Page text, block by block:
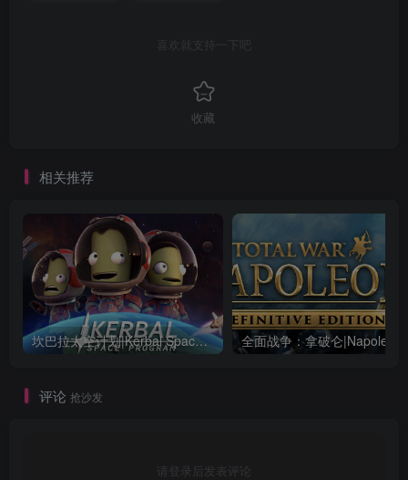
喜欢就支持一下吧
收藏
相关推荐
坎巴拉太空计划|Kerbal Space Program|1.12.5.3190|整合全DLC
评论 抢沙发
请登录后发表评论